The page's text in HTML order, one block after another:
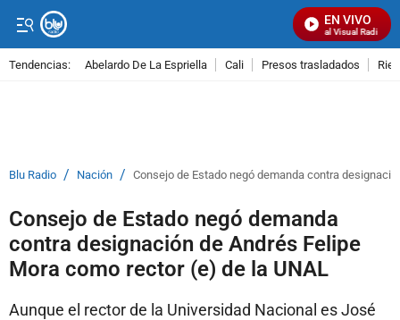
EN VIVO
Señal Visual Radio
Tendencias: Abelardo De La Espriella Cali Presos trasladados
Blu Radio / Nación / Consejo de Estado negó demanda contra
Consejo de Estado negó demanda
contra designación de Andrés Felipe
Mora como rector (e) de la UNAL
Aunque el rector de la Universidad Nacional es José